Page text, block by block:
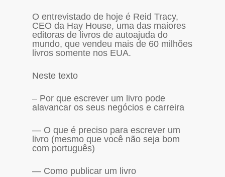
O entrevistado de hoje é Reid Tracy,
CEO da Hay House, uma das maiores
editoras de livros de autoajuda do
mundo, que vendeu mais de 60 milhões
livros somente nos EUA.
Neste texto
– Por que escrever um livro pode
alavancar os seus negócios e carreira
— O que é preciso para escrever um
livro (mesmo que você não seja bom
com português)
— Como publicar um livro